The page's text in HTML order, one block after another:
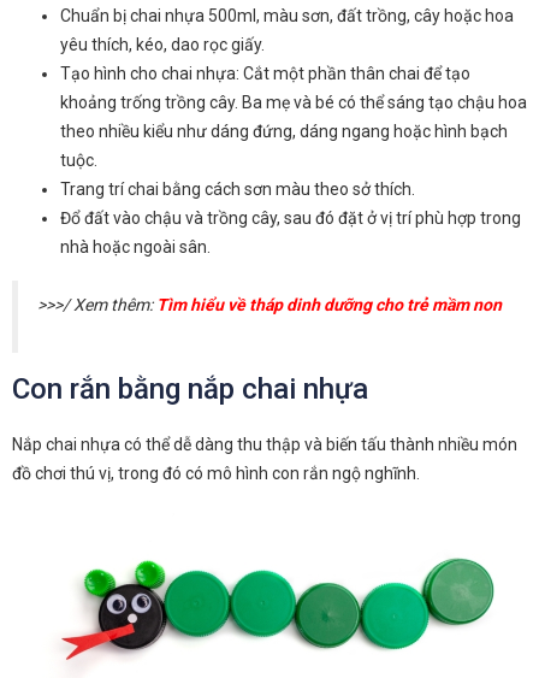
Chuẩn bị chai nhựa 500ml, màu sơn, đất trồng, cây hoặc hoa
yêu thích, kéo, dao rọc giấy.
Tạo hình cho chai nhựa: Cắt một phần thân chai để tạo
khoảng trống trồng cây. Ba mẹ và bé có thể sáng tạo chậu hoa
theo nhiều kiểu như dáng đứng, dáng ngang hoặc hình bạch
tuộc.
Trang trí chai bằng cách sơn màu theo sở thích.
Đổ đất vào chậu và trồng cây, sau đó đặt ở vị trí phù hợp trong
nhà hoặc ngoài sân.
>>>/ Xem thêm: Tìm hiểu về tháp dinh dưỡng cho trẻ mầm non
Con rắn bằng nắp chai nhựa
Nắp chai nhựa có thể dễ dàng thu thập và biến tấu thành nhiều món
đồ chơi thú vị, trong đó có mô hình con rắn ngộ nghĩnh.